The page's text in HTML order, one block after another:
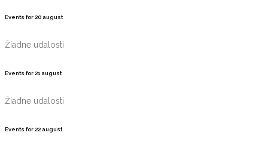
Events for20 august
Žiadne udalosti
Events for 21 august
Žiadne udalosti
Events for 22 august